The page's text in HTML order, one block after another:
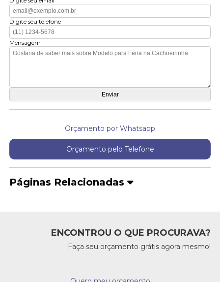
Digite seu telefone
Mensagem
Orçamento por Whatsapp
Orçamento pelo Telefone
Páginas Relacionadas
ENCONTROU O QUE PROCURAVA?
Faça seu orçamento grátis agora mesmo!